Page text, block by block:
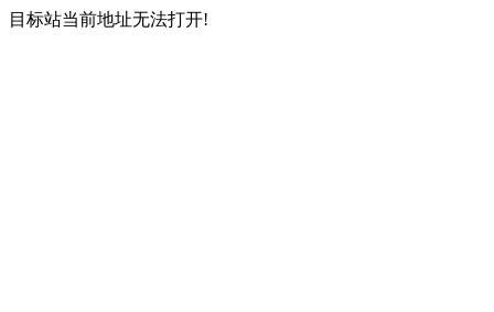
目标站当前地址无法打开!